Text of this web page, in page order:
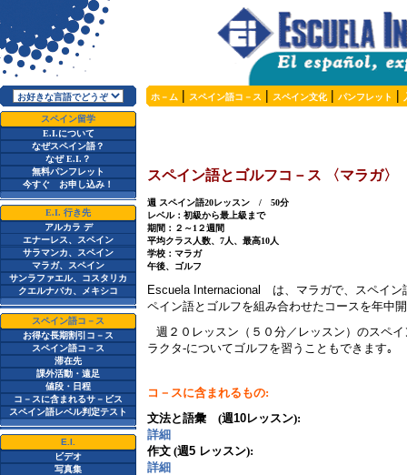
ホ－ム | スペイン語コ－ス | スペイン文化| パンフレット |
スペイン留学
E.I.について
なぜスペイン語？
なぜE.I. ？
無料パンフレット
今すぐ お申し込み！
E.I. 行き先
アルカラ デ
エナーレス、スペイン
サラマンカ、スペイン
マラガ、スペイン
サンラファエル、コスタリカ
クエルナバカ、メキシコ
スペイン語コ－ス
お得な長期割引コ－ス
スペイン語コ－ス
滞在先
課外活動・遠足
値段・日程
コ－スに含まれるサ－ビス
スペイン語レベル判定テスト
E.I.
ビデオ
写真集
スペイン語とゴルフコ－ス 〈マラガ〉
週 スペイン語20レッスン / 50分
レベル：初級から最上級まで
期間： ２～1 ２週間
平均クラス人数、 7人、最高10人
学校：マラガ
午後、ゴルフ
Escuela Internacional は、 マラガで、スペイ
ペイン語とゴルフを組み合わせた コースを年中
週２０レッスン（５０分／レッスン）のスペ
ラクタ-についてゴルフを習うこともできます｡
コ－スに含まれるもの:
文法と語彙 (週10レッスン):
詳細
作文 (週5 レッスン):
詳細